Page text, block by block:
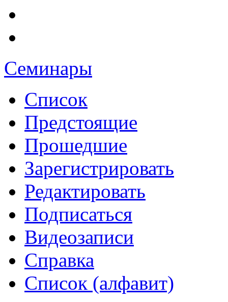
Семинары
Список
Предстоящие
Прошедшие
Зарегистрировать
Редактировать
Подписаться
Видеозаписи
Справка
Список (алфавит)